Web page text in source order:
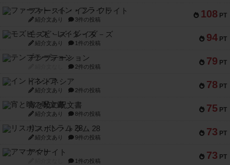
108 PT
ファースト・イン・フライト
紹介文あり 3件の投稿
94 PT
モズビ－ズ・レイダ－ズ
紹介文あり 1件の投稿
79 PT
テンプテーション
2件の投稿
78 PT
インドネシア
紹介文あり 2件の投稿
75 PT
宵と暁の呪文書
紹介文あり 8件の投稿
73 PT
リスボン・トラム 28
紹介文あり 9件の投稿
73 PT
アマナイト
1件の投稿